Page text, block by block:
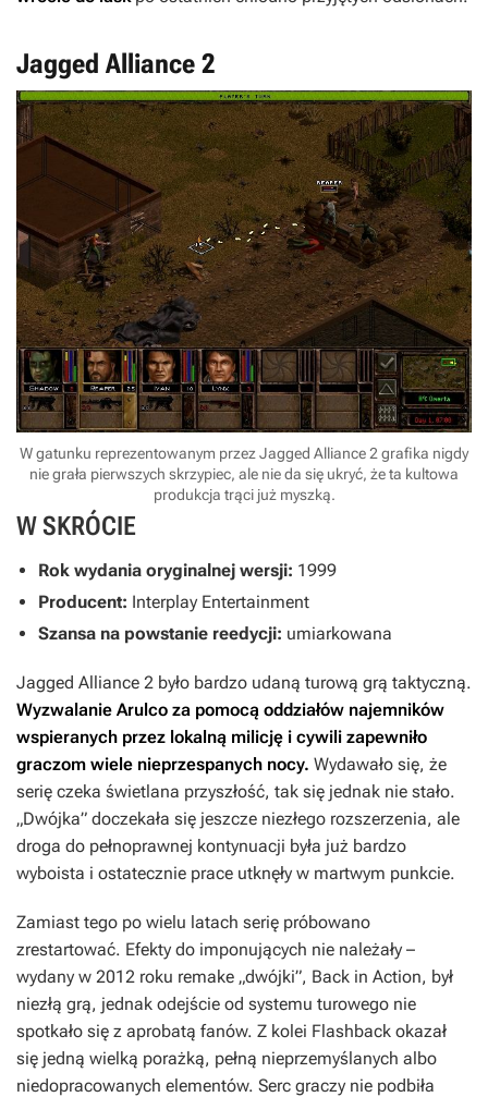
Jagged Alliance 2
W gatunku reprezentowanym przez Jagged Alliance 2 grafika nigdy
nie grała pierwszych skrzypiec, ale nie da się ukryć, że ta kultowa
produkcja trąci już myszką.
W SKRÓCIE
Rok wydania oryginalnej wersji: 1999
Producent: Interplay Entertainment
Szansa na powstanie reedycji: umiarkowana
Jagged Alliance 2 było bardzo udaną turową grą taktyczną.
Wyzwalanie Arulco za pomocą oddziałów najemników
wspieranych przez lokalną milicję i cywili zapewniło
graczom wiele nieprzespanych nocy. Wydawało się, że
serię czeka świetlana przyszłość, tak się jednak nie stało.
„Dwójka” doczekała się jeszcze niezłego rozszerzenia, ale
droga do pełnoprawnej kontynuacji była już bardzo
wyboista i ostatecznie prace utknęły w martwym punkcie.
Zamiast tego po wielu latach serię próbowano
zrestartować. Efekty do imponujących nie należały –
wydany w 2012 roku remake „dwójki”, Back in Action, był
niezłą grą, jednak odejście od systemu turowego nie
spotkało się z aprobatą fanów. Z kolei Flashback okazał
się jedną wielką porażką, pełną nieprzemyślanych albo
niedopracowanych elementów. Serc graczy nie podbiła